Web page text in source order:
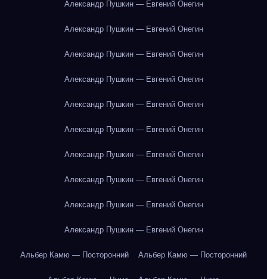
Александр Пушкин — Евгений Онегин
Александр Пушкин — Евгений Онегин
Александр Пушкин — Евгений Онегин
Александр Пушкин — Евгений Онегин
Александр Пушкин — Евгений Онегин
Александр Пушкин — Евгений Онегин
Александр Пушкин — Евгений Онегин
Александр Пушкин — Евгений Онегин
Александр Пушкин — Евгений Онегин
Александр Пушкин — Евгений Онегин
Альбер Камю — Посторонний Альбер Камю — Посторонний